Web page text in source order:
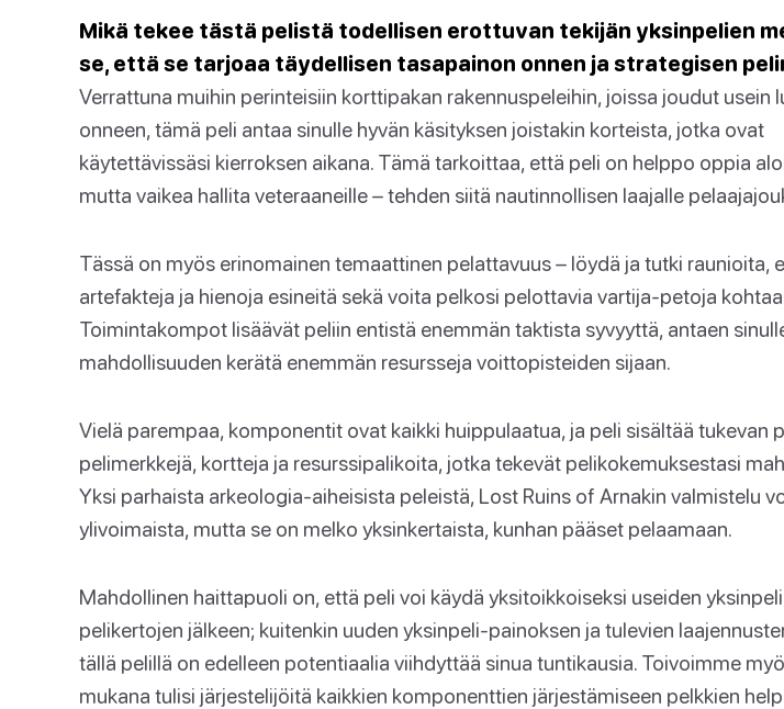
Mikä tekee tästä pelistä todellisen erottuvan tekijän yksinpelien
se, että se tarjoaa täydellisen tasapainon onnen ja strategisen
Verrattuna muihin perinteisiin korttipakan rakennuspeleihin, joissa joudut usein
onneen, tämä peli antaa sinulle hyvän käsityksen joistakin korteista, jotka ovat
käytettävissäsi kierroksen aikana. Tämä tarkoittaa, että peli on helppo oppia
mutta vaikea hallita veteraaneille – tehden siitä nautinnollisen laajalle
Tässä on myös erinomainen temaattinen pelattavuus – löydä ja tutki raunioita,
artefakteja ja hienoja esineitä sekä voita pelkosi pelottavia vartija-petoja
Toimintakompot lisäävät peliin entistä enemmän taktista syvyyttä, antaen
mahdollisuuden kerätä enemmän resursseja voittopisteiden sijaan.
Vielä parempaa, komponentit ovat kaikki huippulaatua, ja peli sisältää tukevan
pelimerkkejä, kortteja ja resurssipalikoita, jotka tekevät pelikokemuksestasi
Yksi parhaista arkeologia-aiheisista peleistä, Lost Ruins of Arnakin valmistelu
ylivoimaista, mutta se on melko yksinkertaista, kunhan pääset pelaamaan.
Mahdollinen haittapuoli on, että peli voi käydä yksitoikkoiseksi useiden
pelikertojen jälkeen; kuitenkin uuden yksinpeli-painoksen ja tulevien
tällä pelillä on edelleen potentiaalia viihdyttää sinua tuntikausia. Toivoimme
mukana tulisi järjestelijöitä kaikkien komponenttien järjestämiseen pelkkien